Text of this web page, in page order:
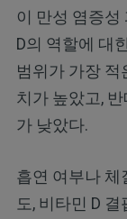
이 만성 염증성
D의 역할에 대
범위가 가장 적
치가 높았고,
가 낮았다.
흡연 여부나 체
도, 비타민 D